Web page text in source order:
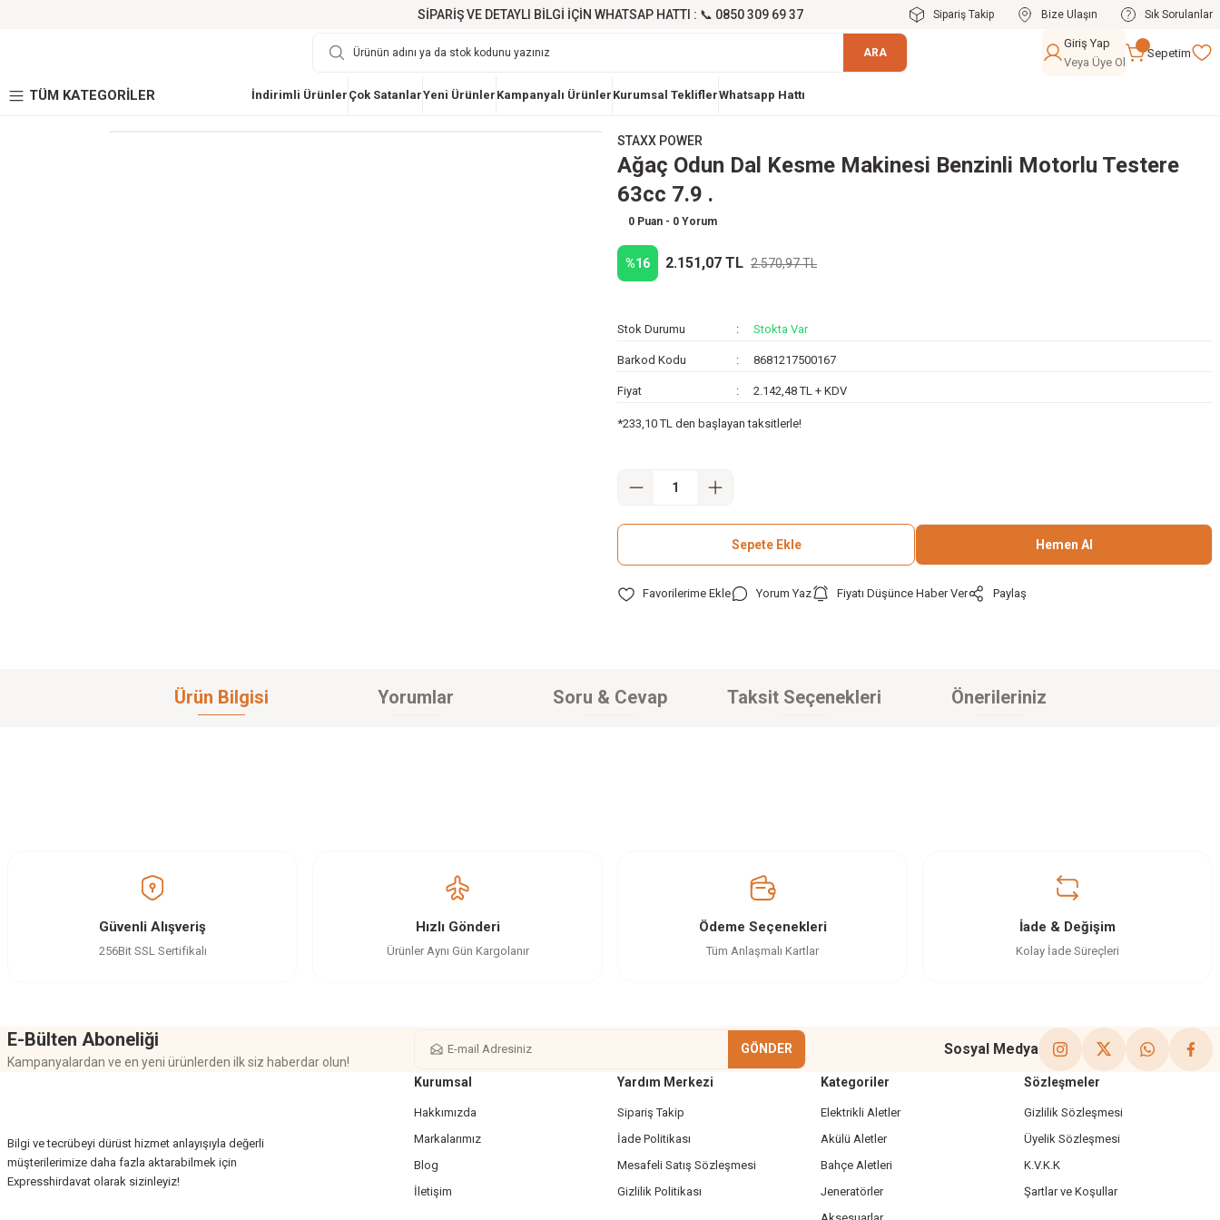
SİPARİŞ VE DETAYLI BİLGİ İÇİN WHATSAP HATTI : 📞 0850 309 69 37 Sipariş Takip Bize Ulaşın Sık Sorulanlar
ARA
Giriş Yap
Veya Üye Ol
Sepetim
TÜM KATEGORİLER İndirimli Ürünler Çok SatanlarYeni Ürünler Kampanyalı Ürünler Kurumsal TekliflerWhatsapp Hattı
STAXX POWER
Ağaç Odun Dal Kesme Makinesi Benzinli Motorlu Testere
63cc 7.9 .
0 Puan - 0 Yorum
%16 2.151,07 TL 2.570,97 TL
Stok Durumu Stokta Var
Barkod Kodu 8681217500167
Fiyat 2.142,48 TL + KDV
*233,10 TL den başlayan taksitlerle!
Sepete Ekle Hemen Al
Yorum Yaz Fiyatı Düşünce Haber Ver Paylaş
Ürün Bilgisi Yorumlar Soru & Cevap Taksit Seçenekleri Önerileriniz
Ürün açıklamasında eksik bilgiler bulunuyor.
Gönder
Güvenli Alışveriş
256Bit SSL Sertifikalı
Hızlı Gönderi
Ürünler Aynı Gün Kargolanır
Ödeme Seçenekleri
Tüm Anlaşmalı Kartlar
İade & Değişim
Kolay İade Süreçleri
E-Bülten Aboneliği
Kampanyalardan ve en yeni ürünlerden ilk siz haberdar olun!
GÖNDER Sosyal Medya
Bilgi ve tecrübeyi dürüst hizmet anlayışıyla değerli
müşterilerimize daha fazla aktarabilmek için
Expresshirdavat olarak sizinleyiz!
Kurumsal
Hakkımızda
Markalarımız
Blog
İletişim
Yardım Merkezi
Sipariş Takip
İade Politikası
Mesafeli Satış Sözleşmesi
Gizlilik Politikası
Kategoriler
Elektrikli Aletler
Akülü Aletler
Bahçe Aletleri
Jeneratörler
Sözleşmeler
Gizlilik Sözleşmesi
Üyelik Sözleşmesi
K.V.K.K
Şartlar ve Koşullar